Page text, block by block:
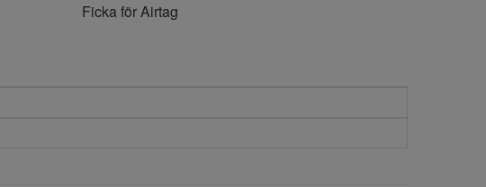
Ficka för Airtag